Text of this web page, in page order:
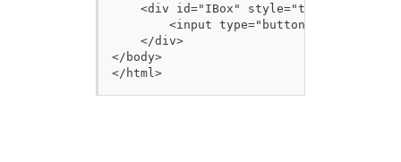
<div id="IBox" style="top:20px;
<input type="button"
    </div>
</body>
</html>